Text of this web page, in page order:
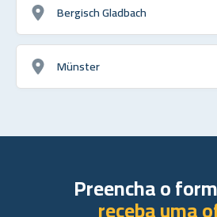
Bergisch Gladbach
Münster
Preencha o